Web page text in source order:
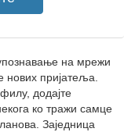
на мрежи
нових пријатеља.
додајте
ко тражи самце
Заједница